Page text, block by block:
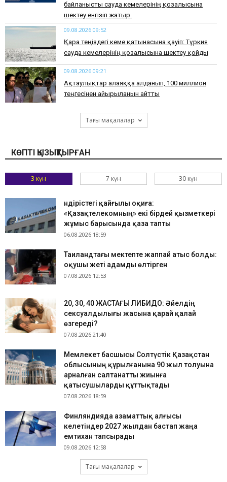
байланысты сауда кемелерінің қозғалысына
шектеу енгізіп жатыр.
09.08.2026 09:52
Қара теңіздегі кеме қатынасына қауіп: Түркия
сауда кемелерінің қозғалысына шектеу қойды
09.08.2026 09:21
Ақтаулықтар алаяққа алданып, 100 миллион
теңгесінен айырылғанын айтты
Тағы мақалалар
КӨПТІ ҚЫЗЫҚТЫРҒАН
3 күн 7 күн 30 күн
Өндірістегі қайғылы оқиға:
«Қазақтелекомның» екі бірдей қызметкері
жұмыс барысында қаза тапты
06.08.2026 18:59
Таиландтағы мектепте жаппай атыс болды:
оқушы жеті адамды өлтірген
07.08.2026 12:53
​20, 30, 40 ЖАСТАҒЫ ЛИБИДО: Әйелдің
сексуалдылығы жасына қарай қалай
өзгереді?
07.08.2026 21:40
Мемлекет басшысы Солтүстік Қазақстан
облысының құрылғанына 90 жыл толуына
арналған салтанатты жиынға
қатысушыларды құттықтады
07.08.2026 18:59
Финляндияда азаматтық алғысы
келетіндер 2027 жылдан бастап жаңа
емтихан тапсырады
09.08.2026 12:58
Тағы мақалалар